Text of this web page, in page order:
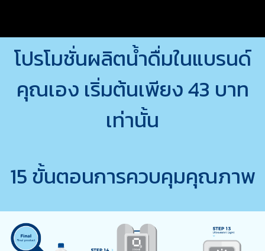
โปรโมชั่นผลิตน้ำดื่มในแบรนด์
คุณเอง เริ่มต้นเพียง 43 บาท
เท่านั้น
15 ขั้นตอนการควบคุมคุณภาพ